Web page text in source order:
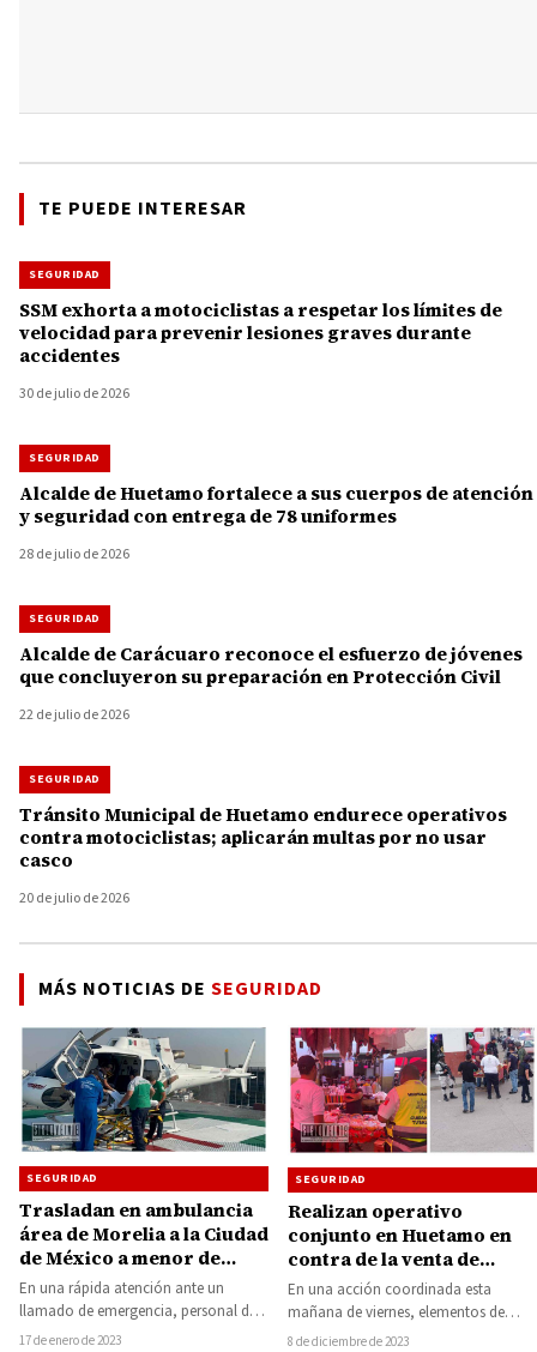
TE PUEDE INTERESAR
SEGURIDAD
SSM exhorta a motociclistas a respetar los límites de
velocidad para prevenir lesiones graves durante
accidentes
30 de julio de 2026
SEGURIDAD
Alcalde de Huetamo fortalece a sus cuerpos de atención
y seguridad con entrega de 78 uniformes
28 de julio de 2026
SEGURIDAD
Alcalde de Carácuaro reconoce el esfuerzo de jóvenes
que concluyeron su preparación en Protección Civil
22 de julio de 2026
SEGURIDAD
Tránsito Municipal de Huetamo endurece operativos
contra motociclistas; aplicarán multas por no usar
casco
20 de julio de 2026
MÁS NOTICIAS DE SEGURIDAD
SEGURIDAD
Trasladan en ambulancia
área de Morelia a la Ciudad
de México a menor de
Tacámbaro con
quemaduras graves
En una rápida atención ante un
llamado de emergencia, personal de
la Dirección de Servicios Aéreos de
17 de enero de 2023
SEGURIDAD
Realizan operativo
conjunto en Huetamo en
contra de la venta de
pirotecnia
En una acción coordinada esta
mañana de viernes, elementos de
Protección Civil Municipal de
8 de diciembre de 2023